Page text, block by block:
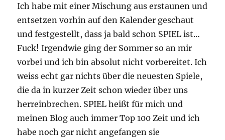
Ich habe mit einer Mischung aus erstaunen und
entsetzen vorhin auf den Kalender geschaut
und festgestellt, dass ja bald schon SPIEL ist…
Fuck! Irgendwie ging der Sommer so an mir
vorbei und ich bin absolut nicht vorbereitet. Ich
weiss echt gar nichts über die neuesten Spiele,
die da in kurzer Zeit schon wieder über uns
herreinbrechen. SPIEL heißt für mich und
meinen Blog auch immer Top 100 Zeit und ich
habe noch gar nicht angefangen sie